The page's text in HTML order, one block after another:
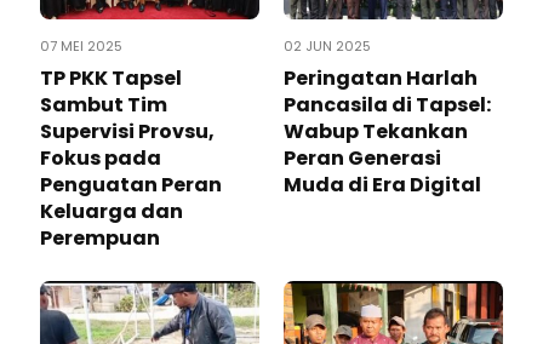
07 MEI 2025
TP PKK Tapsel
Sambut Tim
Supervisi Provsu,
Fokus pada
Penguatan Peran
Keluarga dan
Perempuan
02 JUN 2025
Peringatan Harlah
Pancasila di Tapsel:
Wabup Tekankan
Peran Generasi
Muda di Era Digital